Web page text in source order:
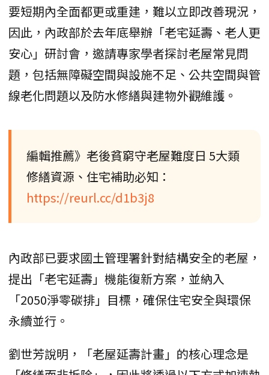
要短期內全面都更或重建，難以立即改善現況，
因此，內政部於去年底舉辦「老宅延壽、老人更
安心」研討會，邀請專家學者探討老屋常見問
題，包括無障礙空間與設施不足、公共空間與管
線老化問題以及防水修繕與建物外觀維護。
編輯推薦》老後貧窮守老屋難度日 5大類
修繕資源、住宅補助必知：
https://reurl.cc/d1b3j8
內政部已要求國土管理署針對結構安全的老屋，
提出「老宅延壽」機能復新方案，並納入
「2050淨零碳排」目標，確保住宅安全與環保
永續並行。
劉世芳說明，「老屋延壽計畫」的核心理念是